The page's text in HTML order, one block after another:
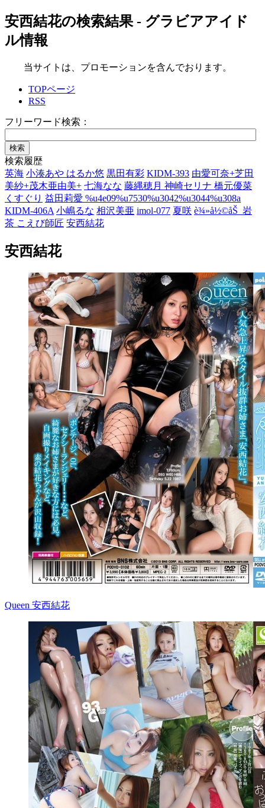
安西結花の検索結果 - グラビアアイド
ル情報
当サイトは、プロモーションを含んでおります。
TOPページ
RSS
フリーワード検索：
検索履歴
英海 小湊あや はるか悠 黒田有彩 KIDM-393 由愛可奈+芝田
美紗+茂木亜由美+ 七海なな 藤縄穂月 神崎セリナ 橋元優菜
くすぐり 益田莉愛 %u4e09%u7530%u3042%u3044%u308a
KIDM-406A 小嶋るな 相沢美亜 imol-077 夏咲 è¾»å½©åŠ 岩
茶 こえび師匠 安西結花
安西結花
Queen 安西結花